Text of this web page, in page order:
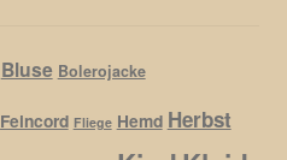
Bluse Bolerojacke
Feincord Fliege Hemd Herbst